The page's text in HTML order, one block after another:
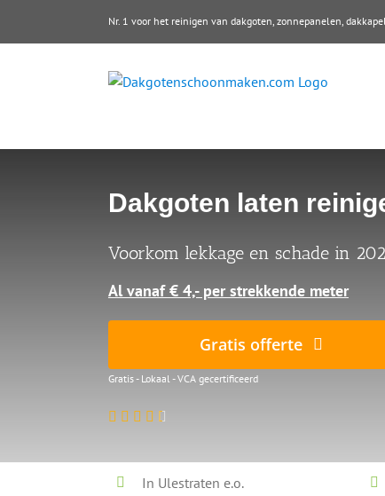
Nr. 1 voor het reinigen van dakgoten, zonnepanelen,
Dakgoten laten
Voorkom lekkage en schade in
Al vanaf € 4,- per strekkende meter
Gratis offerte
Gratis - Lokaal - VCA gecertificeerd
In Ulestraten e.o.